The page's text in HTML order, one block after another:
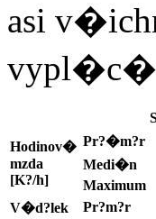
asi
Hodinov�
mzda
[K?/h]
Pr?�m?r
Medi�n
Maximum
V�d?lek
Pr?m?r